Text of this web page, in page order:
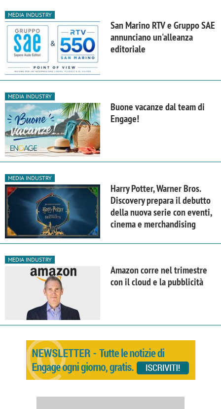
MEDIA INDUSTRY
San Marino RTV e Gruppo SAE
annunciano un'alleanza
editoriale
MEDIA INDUSTRY
Buone vacanze dal team di
Engage!
MEDIA INDUSTRY
Harry Potter, Warner Bros.
Discovery prepara il debutto
della nuova serie con eventi,
cinema e merchandising
MEDIA INDUSTRY
Amazon corre nel trimestre
con il cloud e la pubblicità